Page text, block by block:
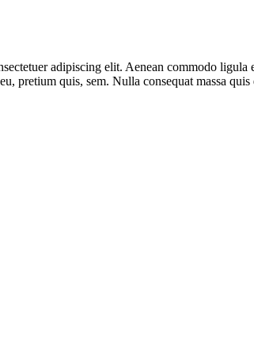
adipiscing elit. Aenean commodo ligula
pretium quis, sem. Nulla consequat massa quis